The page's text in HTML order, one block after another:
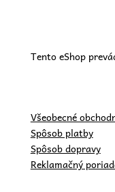
Tento eShop
Všeobecné
Spôsob platby
Spôsob dopravy
Reklamačný